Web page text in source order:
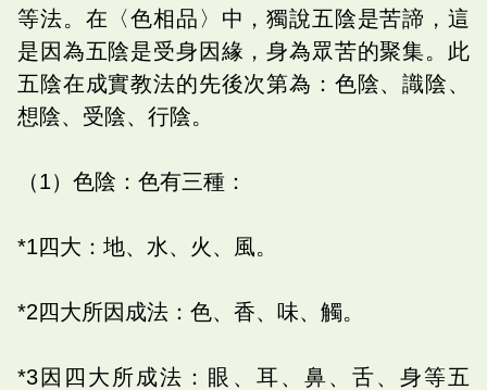
等法。在〈色相品〉中，獨說五陰是苦諦，這
是因為五陰是受身因緣，身為眾苦的聚集。此
五陰在成實教法的先後次第為：色陰、識陰、
想陰、受陰、行陰。
（1）色陰：色有三種：
*1四大：地、水、火、風。
*2四大所因成法：色、香、味、觸。
*3因四大所成法：眼、耳、鼻、舌、身等五